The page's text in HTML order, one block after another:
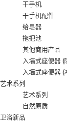
干手机
干手机配件
给皂器
拖把池
其他商用产品
入墙式座便器 (
入墙式座便器 (
艺术系列
艺术系列
自然原质
卫浴新品